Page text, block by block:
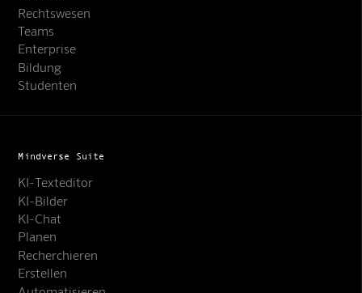
Rechtswesen
Teams
Enterprise
Bildung
Studenten
Mindverse Suite
KI-Texteditor
KI-Bilder
KI-Chat
Planen
Recherchieren
Erstellen